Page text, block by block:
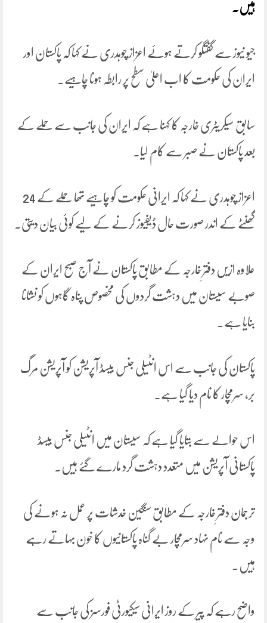
ہیں۔
جیو نیوز سے گفتگو کرتے ہوئے اعزاز چوہدری نے کہا کہ پاکستان اور
ایران کی حکومت کا اب اعلیٰ سطح پر رابطہ ہونا چاہیے۔
سابق سیکریٹری خارجہ کا کہنا ہے کہ ایران کی جانب سے حملے کے
بعد پاکستان نے صبر سے کام لیا۔
اعزاز چوہدری نے کہا کہ ایرانی حکومت کو چاہیے تھا حملے کے 24
گھنٹے کے اندر صورت حال ڈیفیوز کرنے کے لیے کوئی بیان دیتی۔
علاوہ ازیں دفترِ خارجہ کے مطابق پاکستان نے آج صبح ایران کے
صوبے سیستان میں دہشت گردوں کی مخصوص پناہ گاہوں کو نشانا
بنایا ہے۔
پاکستان کی جانب سے اس انٹیلی جنس بیسڈ آپریشن کو آپریشن مرگ
بر، سرمچار کا نام دیا گیا ہے۔
اس حوالے سے بتایا گیا ہے کہ سیستان میں انٹیلی جنس بیسڈ
پاکستانی آپریشن میں متعدد دہشت گرد مارے گئے ہیں۔
ترجمان دفترِ خارجہ کے مطابق سنگین خدشات پر عمل نہ ہونے کی
وجہ سے نام نہاد سرمچار بے گناہ پاکستانیوں کا خون بہاتے رہے
ہیں۔
واضح رہے کہ پیر کے روز ایرانی سیکیورٹی فورسز کی جانب سے